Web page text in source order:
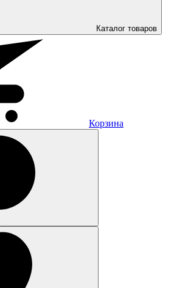
Каталог товаров
Корзина